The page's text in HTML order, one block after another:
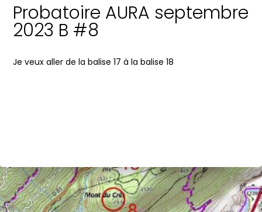
Probatoire AURA septembre
2023 B #8
Je veux aller de la balise 17 à la balise 18